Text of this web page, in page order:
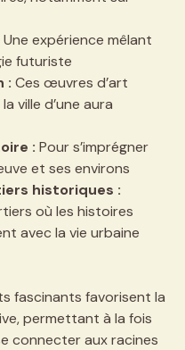
Une expérience mêlant
futuriste
: Ces œuvres d’art
ville d’une aura
: Pour s’imprégner
et ses environs
historiques :
où les histoires
avec la vie urbaine
fascinants favorisent la
permettant à la fois
connecter aux racines